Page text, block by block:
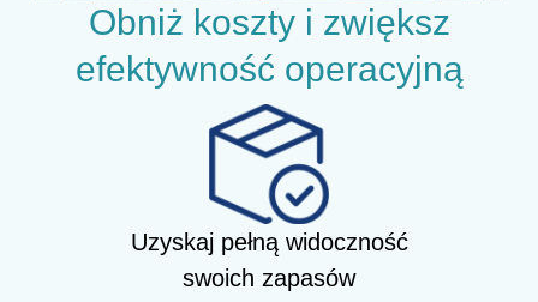
Obniż koszty i zwiększ
efektywność operacyjną
Uzyskaj pełną widoczność
swoich zapasów